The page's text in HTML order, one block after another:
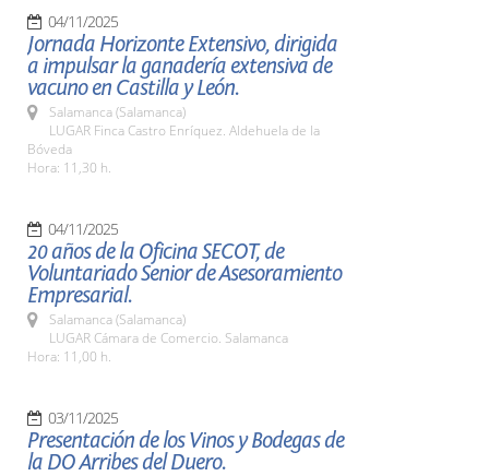
04/11/2025
Jornada Horizonte Extensivo, dirigida
a impulsar la ganadería extensiva de
vacuno en Castilla y León.
Salamanca (Salamanca)
LUGAR Finca Castro Enríquez. Aldehuela de la
Bóveda
Hora: 11,30 h.
04/11/2025
20 años de la Oficina SECOT, de
Voluntariado Senior de Asesoramiento
Empresarial.
Salamanca (Salamanca)
LUGAR Cámara de Comercio. Salamanca
Hora: 11,00 h.
03/11/2025
Presentación de los Vinos y Bodegas de
la DO Arribes del Duero.